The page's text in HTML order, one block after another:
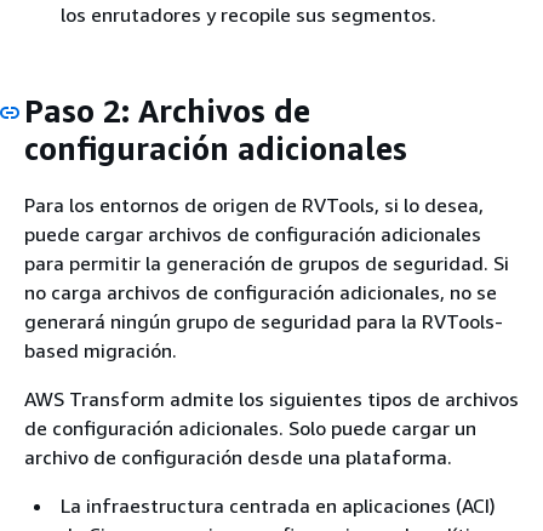
los enrutadores y recopile sus segmentos.
Paso 2: Archivos de
configuración adicionales
Para los entornos de origen de RVTools, si lo desea,
puede cargar archivos de configuración adicionales
para permitir la generación de grupos de seguridad. Si
no carga archivos de configuración adicionales, no se
generará ningún grupo de seguridad para la RVTools-
based migración.
AWS Transform admite los siguientes tipos de archivos
de configuración adicionales. Solo puede cargar un
archivo de configuración desde una plataforma.
La infraestructura centrada en aplicaciones (ACI)